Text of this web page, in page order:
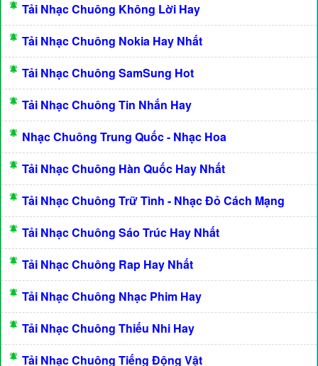
Tải Nhạc Chuông Không Lời Hay
Tải Nhạc Chuông Nokia Hay Nhất
Tải Nhạc Chuông SamSung Hot
Tải Nhạc Chuông Tin Nhắn Hay
Nhạc Chuông Trung Quốc - Nhạc Hoa
Tải Nhạc Chuông Hàn Quốc Hay Nhất
Tải Nhạc Chuông Trữ Tình - Nhạc Đỏ Cách Mạng
Tải Nhạc Chuông Sáo Trúc Hay Nhất
Tải Nhạc Chuông Rap Hay Nhất
Tải Nhạc Chuông Nhạc Phim Hay
Tải Nhạc Chuông Thiếu Nhi Hay
Tải Nhạc Chuông Tiếng Động Vật